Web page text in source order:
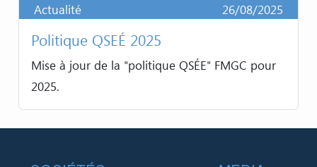
Actualité 26/08/2025
Politique QSEÉ 2025
Mise à jour de la "politique QSÉE" FMGC pour
2025.
Footer